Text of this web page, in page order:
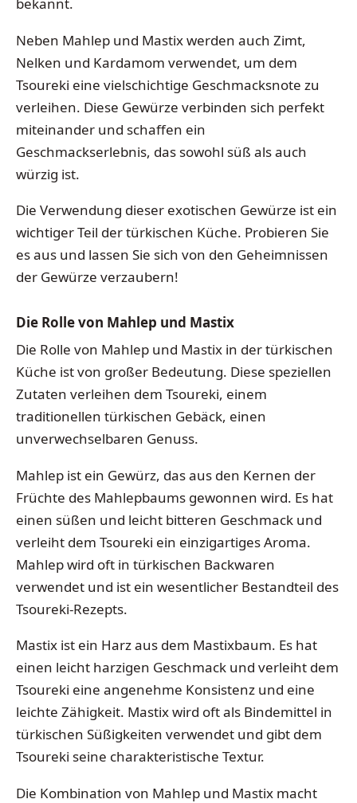
bekannt.
Neben Mahlep und Mastix werden auch Zimt,
Nelken und Kardamom verwendet, um dem
Tsoureki eine vielschichtige Geschmacksnote zu
verleihen. Diese Gewürze verbinden sich perfekt
miteinander und schaffen ein
Geschmackserlebnis, das sowohl süß als auch
würzig ist.
Die Verwendung dieser exotischen Gewürze ist ein
wichtiger Teil der türkischen Küche. Probieren Sie
es aus und lassen Sie sich von den Geheimnissen
der Gewürze verzaubern!
Die Rolle von Mahlep und Mastix
Die Rolle von Mahlep und Mastix in der türkischen
Küche ist von großer Bedeutung. Diese speziellen
Zutaten verleihen dem Tsoureki, einem
traditionellen türkischen Gebäck, einen
unverwechselbaren Genuss.
Mahlep ist ein Gewürz, das aus den Kernen der
Früchte des Mahlepbaums gewonnen wird. Es hat
einen süßen und leicht bitteren Geschmack und
verleiht dem Tsoureki ein einzigartiges Aroma.
Mahlep wird oft in türkischen Backwaren
verwendet und ist ein wesentlicher Bestandteil des
Tsoureki-Rezepts.
Mastix ist ein Harz aus dem Mastixbaum. Es hat
einen leicht harzigen Geschmack und verleiht dem
Tsoureki eine angenehme Konsistenz und eine
leichte Zähigkeit. Mastix wird oft als Bindemittel in
türkischen Süßigkeiten verwendet und gibt dem
Tsoureki seine charakteristische Textur.
Die Kombination von Mahlep und Mastix macht